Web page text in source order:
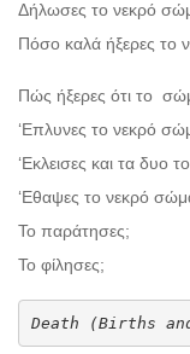
Δήλωσες το νεκρό
Πόσο καλά ήξερες το
Πώς ήξερες ότι το
‘Επλυνες το νεκρό
‘Εκλεισες και τα δυο
‘Εθαψες το νεκρό
Το παράτησες;
Το φίλησες;
Death (Births